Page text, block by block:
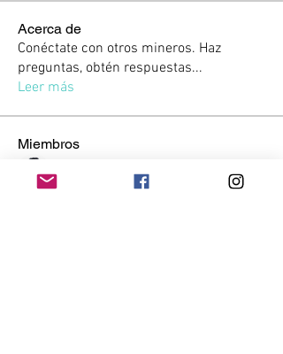
Acerca de
Conéctate con otros mineros. Haz
preguntas, obtén respuestas...
Leer más
Miembros
Kevin Eladio Melo Seguir